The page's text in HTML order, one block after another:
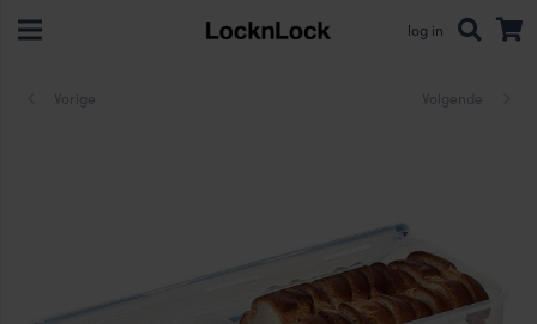
log in
Vorige Volgende